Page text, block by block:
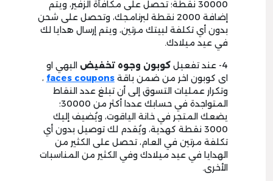
30000 نقطة؛ تحصل على مكافأة الزفير، ويتم
إضافة 2000 نقطة لبرنامجك، وتحصل على شحن
بدون أي تكلفة لبيتك مرتين، ويتم إرسال هدايا لك
في عيد ميلادك.
4- عند تفعيل كوبون وجوه تخفيض البهي او
اى كوبون اخر من ضمن باقة faces coupons ،
وتكرار عمليات التسوق إلى أن تبلغ عدد النقاط
المتواجدة في حسابك عددا أكثر من 30000؛
يضعك المتجر في خانة الياقوت، ويُضيف إليك
3000 نقطة كهدية، ويُقدم لك توصيل بدون أي
تكلفة مرتين في العام، تحصل على الكثير من
الهدايا في عيد ميلادك وفي الكثير من المناسبات
الأخرى.